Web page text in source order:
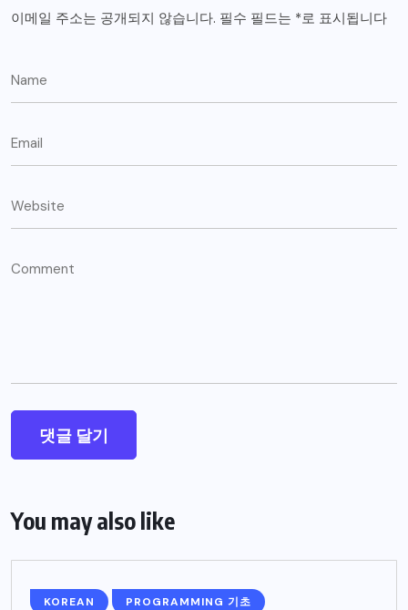
이메일 주소는 공개되지 않습니다. 필수 필드는 *로 표시됩니다
You may also like
KOREAN PROGRAMMING 기초